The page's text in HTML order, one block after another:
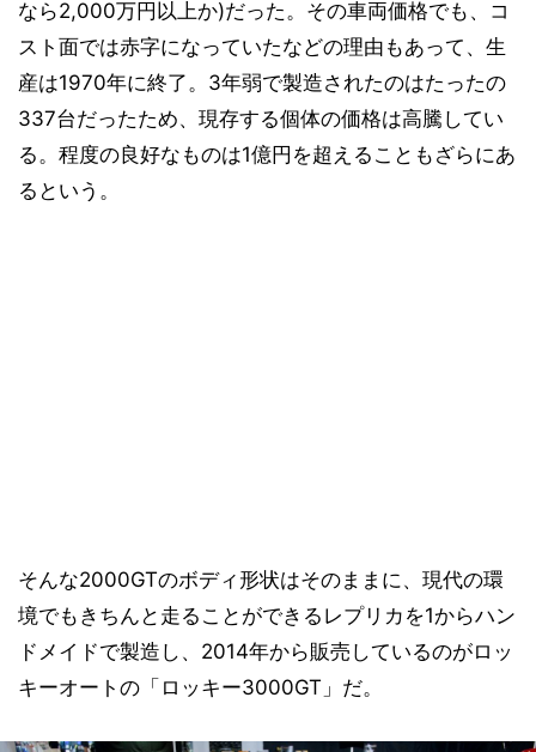
なら2,000万円以上か)だった。その車両価格でも、コ
スト面では赤字になっていたなどの理由もあって、生
産は1970年に終了。3年弱で製造されたのはたったの
337台だったため、現存する個体の価格は高騰してい
る。程度の良好なものは1億円を超えることもざらにあ
るという。
そんな2000GTのボディ形状はそのままに、現代の環
境でもきちんと走ることができるレプリカを1からハン
ドメイドで製造し、2014年から販売しているのがロッ
キーオートの「ロッキー3000GT」だ。